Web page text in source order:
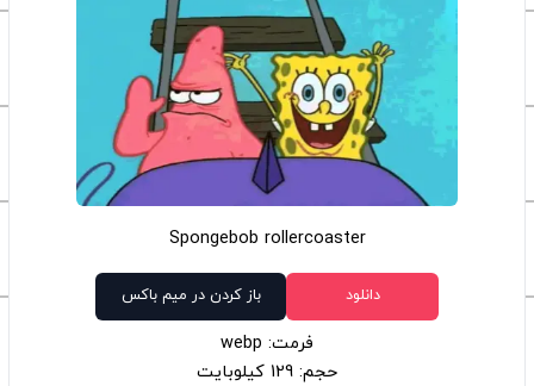
Spongebob rollercoaster
دانلود باز کردن در میم باکس
فرمت: webp
حجم: 129 کیلوبایت